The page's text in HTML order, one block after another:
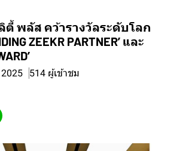
ตี้ พลัส คว้ารางวัลระดับโลก
ZEEKR PARTNER’ และ
514 ผู้เข้าชม